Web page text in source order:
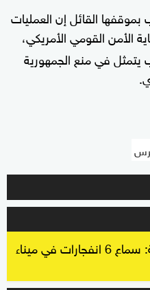
القائل إن العمليات
الأمن القومي الأمريكي،
في منع الجمهورية
مصادر يمنية لسكاي نيوز عربية: سماع 6 انفجارات في ميناء